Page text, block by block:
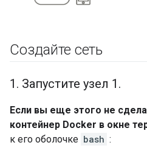
Создайте сеть
1 . Запустите узел 1 .
Если вы еще этого не
контейнер Docker в окне
к его оболочке bash :